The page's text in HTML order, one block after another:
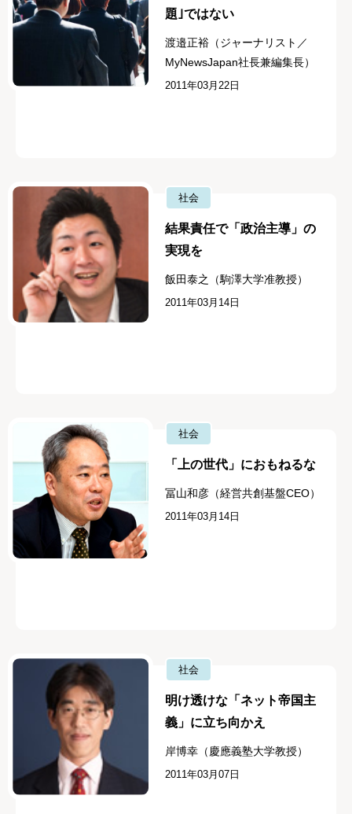
題｣ではない
渡邉正裕（ジャーナリスト／
MyNewsJapan社長兼編集長）
2011年03月22日
社会
結果責任で「政治主導」の
実現を
飯田泰之（駒澤大学准教授）
2011年03月14日
社会
「上の世代」におもねるな
冨山和彦（経営共創基盤CEO）
2011年03月14日
社会
明け透けな「ネット帝国主
義」に立ち向かえ
岸博幸（慶應義塾大学教授）
2011年03月07日